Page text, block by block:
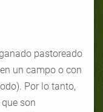
pastoreado
un campo o con
Por lo tanto,
son